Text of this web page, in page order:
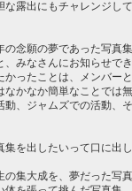
露出にもチャレンジして
の念願の夢であった写真
、みなさんにお知らせで
かったことは、メンバー
なかなか簡単なことでは
動、ジャムズでの活動、
を出したいって口に出
集大成を、夢だった写